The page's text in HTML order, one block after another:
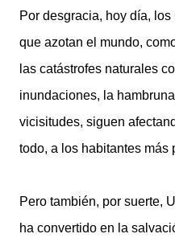
Por desgracia, hoy día,
que azotan el mundo,
las catástrofes naturales
inundaciones, la
vicisitudes, siguen
todo, a los habitantes más
Pero también, por suerte,
ha convertido en la